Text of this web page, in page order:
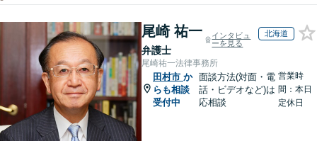
尾崎 祐一
弁護士
インタビュ
ーを見る
北海道
尾崎祐一法律事務所
田村市 か
らも相談
受付中
面談方法(対面・電
話・ビデオなど)は
応相談
営業時
間：本日
定休日